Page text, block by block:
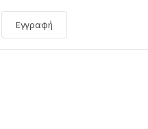
Εγγραφή